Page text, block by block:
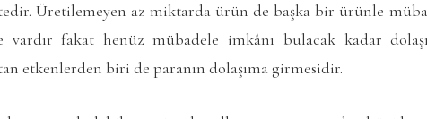
Üretilemeyen az miktarda ürün de başka bir ürünle
vardır fakat henüz mübadele imkânı bulacak kadar
etkenlerden biri de paranın dolaşıma girmesidir.